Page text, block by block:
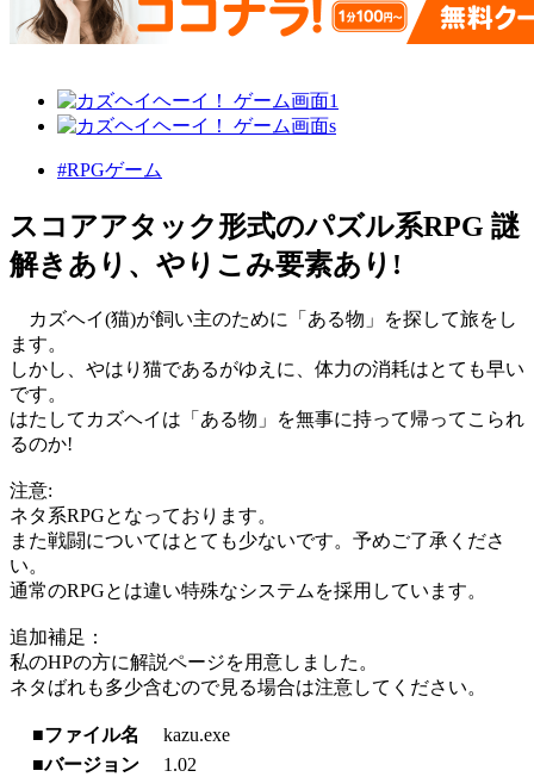
#RPGゲーム
スコアアタック形式のパズル系RPG 謎
解きあり、やりこみ要素あり!
カズヘイ(猫)が飼い主のために「ある物」を探して旅をし
ます。
しかし、やはり猫であるがゆえに、体力の消耗はとても早い
です。
はたしてカズヘイは「ある物」を無事に持って帰ってこられ
るのか!
注意:
ネタ系RPGとなっております。
また戦闘についてはとても少ないです。予めご了承くださ
い。
通常のRPGとは違い特殊なシステムを採用しています。
追加補足：
私のHPの方に解説ページを用意しました。
ネタばれも多少含むので見る場合は注意してください。
■ファイル名
kazu.exe
■バージョン
1.02